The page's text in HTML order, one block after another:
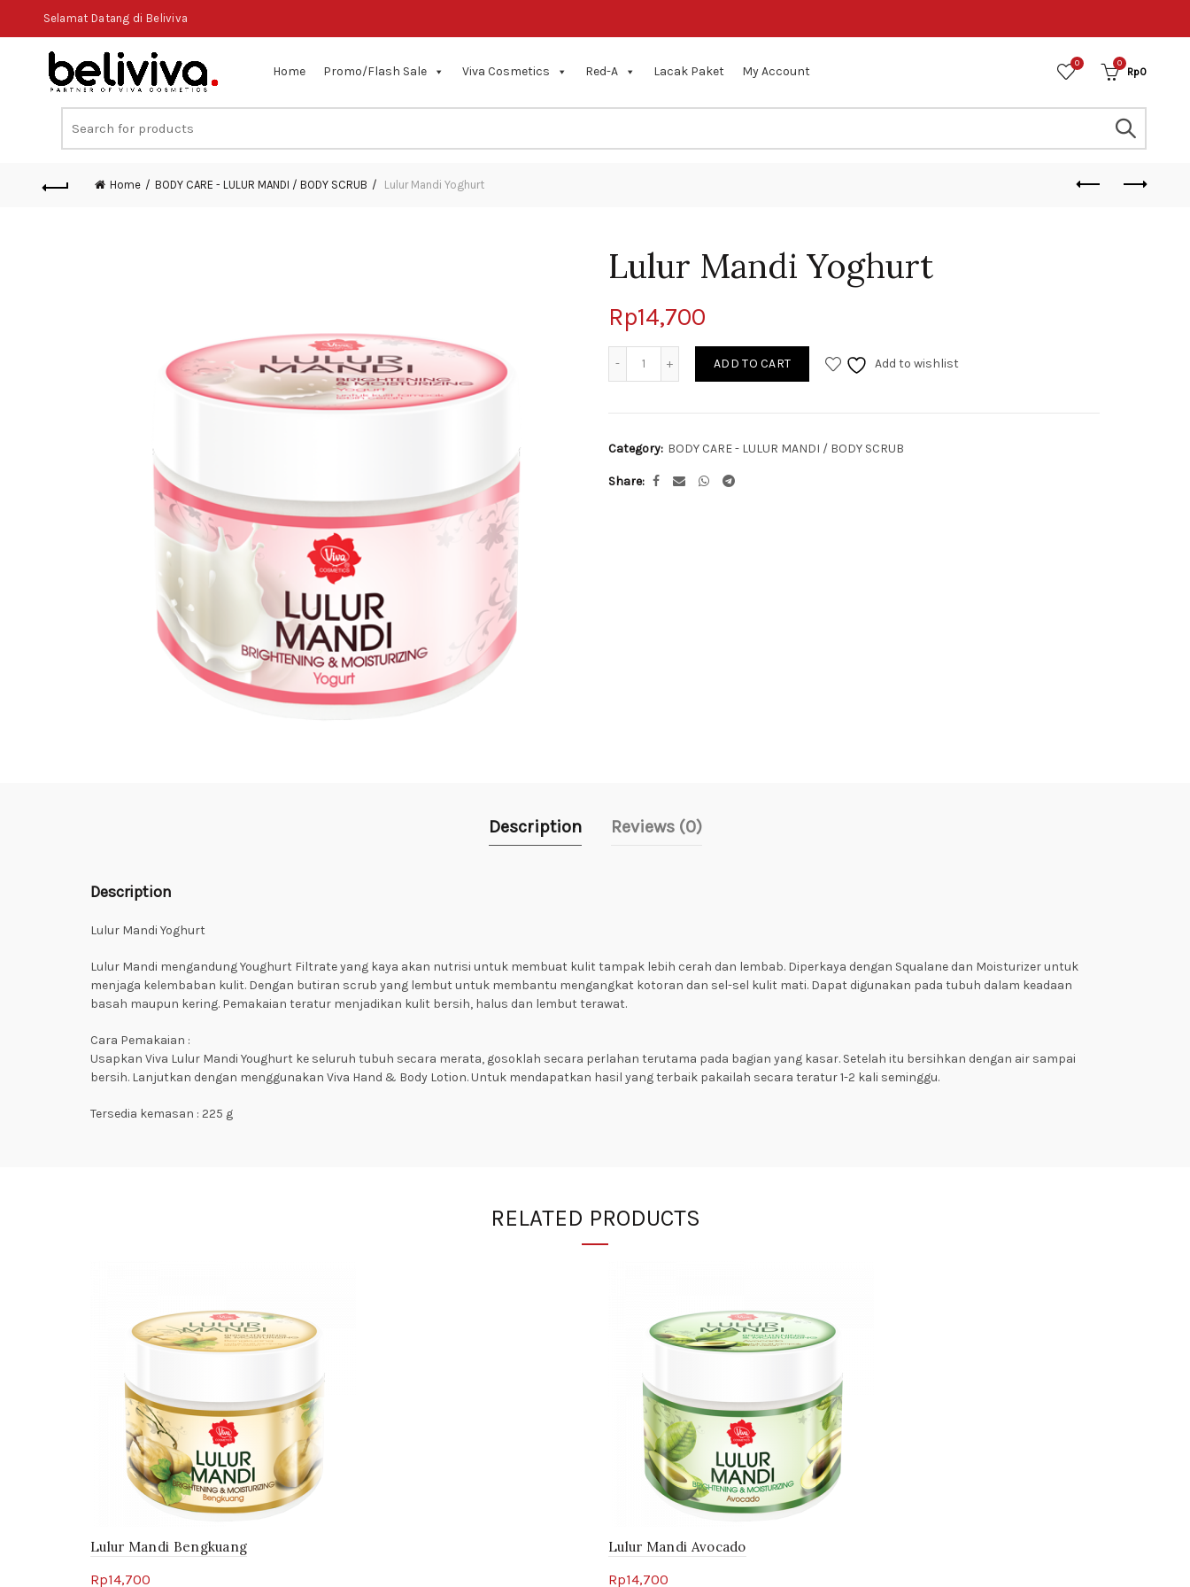
Selamat Datang di Beliviva
Home Promo/Flash Sale Viva Cosmetics Red-A Lacak Paket My Account
0 0
Rp0
Search
for:
Home BODY CARE - LULUR MANDI / BODY SCRUB Lulur Mandi Yoghurt
Lulur Mandi Yoghurt
Rp14,700
Quantity
ADD TO CART Add to wishlist
Category: BODY CARE - LULUR MANDI / BODY SCRUB
Share
Description Reviews (0)
Description
Lulur Mandi Yoghurt
Lulur Mandi mengandung Youghurt Filtrate yang kaya akan nutrisi untuk membuat kulit tampak lebih cerah dan lembab. Diperkaya dengan Squalane dan Moisturizer untuk
menjaga kelembaban kulit. Dengan butiran scrub yang lembut untuk membantu mengangkat kotoran dan sel-sel kulit mati. Dapat digunakan pada tubuh dalam keadaan
basah maupun kering. Pemakaian teratur menjadikan kulit bersih, halus dan lembut terawat.
Cara Pemakaian :
Usapkan Viva Lulur Mandi Youghurt ke seluruh tubuh secara merata, gosoklah secara perlahan terutama pada bagian yang kasar. Setelah itu bersihkan dengan air sampai
bersih. Lanjutkan dengan menggunakan Viva Hand & Body Lotion. Untuk mendapatkan hasil yang terbaik pakailah secara teratur 1-2 kali seminggu.
Tersedia kemasan : 225 g
RELATED PRODUCTS
Lulur Mandi Bengkuang
Rp14,700
Lulur Mandi Avocado
Rp14,700